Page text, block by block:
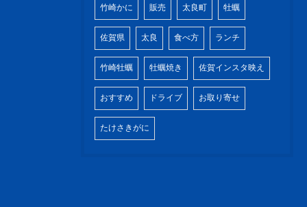
竹崎かに 販売 太良町 牡蠣
佐賀県 太良 食べ方 ランチ
竹崎牡蠣 牡蠣焼き 佐賀インスタ映え
おすすめ ドライブ お取り寄せ
たけさきがに